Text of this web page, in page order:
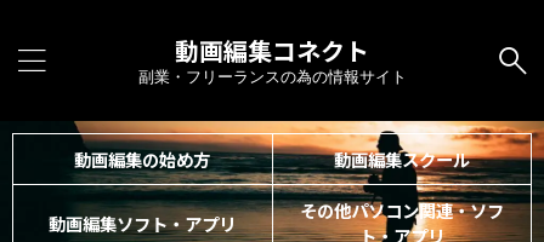
動画編集コネクト
副業・フリーランスの為の情報サイト
動画編集の始め方 動画編集スクール
動画編集ソフト・アプリ
その他パソコン関連・ソフ
ト・アプリ